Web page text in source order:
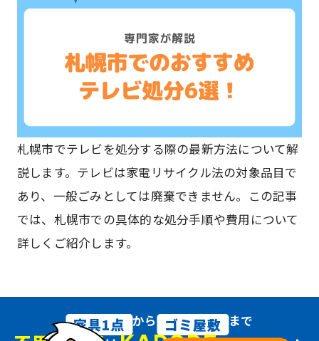
札幌市でテレビを処分する際の最新方法について解
説します。テレビは家電リサイクル法の対象品目で
あり、一般ごみとしては廃棄できません。この記事
では、札幌市での具体的な処分手順や費用について
詳しくご紹介します。
家具1点 から ゴミ屋敷 まで